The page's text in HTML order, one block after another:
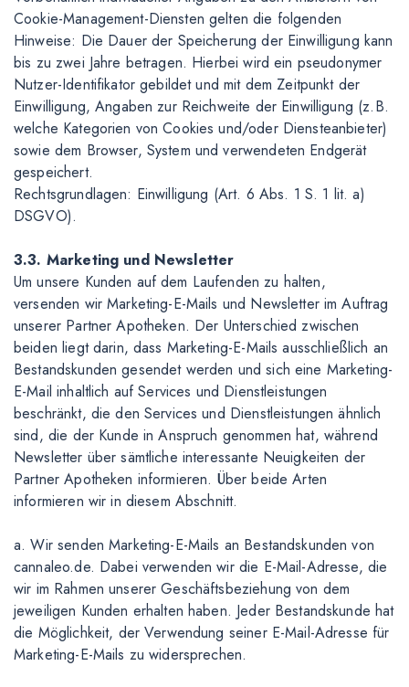
Cookie-Management-Diensten gelten die folgenden
Hinweise: Die Dauer der Speicherung der Einwilligung kann
bis zu zwei Jahre betragen. Hierbei wird ein pseudonymer
Nutzer-Identifikator gebildet und mit dem Zeitpunkt der
Einwilligung, Angaben zur Reichweite der Einwilligung (z.B.
welche Kategorien von Cookies und/oder Diensteanbieter)
sowie dem Browser, System und verwendeten Endgerät
gespeichert.
Rechtsgrundlagen: Einwilligung (Art. 6 Abs. 1 S. 1 lit. a)
DSGVO).
3.3. Marketing und Newsletter
Um unsere Kunden auf dem Laufenden zu halten,
versenden wir Marketing-E-Mails und Newsletter im Auftrag
unserer Partner Apotheken. Der Unterschied zwischen
beiden liegt darin, dass Marketing-E-Mails ausschließlich an
Bestandskunden gesendet werden und sich eine Marketing-
E-Mail inhaltlich auf Services und Dienstleistungen
beschränkt, die den Services und Dienstleistungen ähnlich
sind, die der Kunde in Anspruch genommen hat, während
Newsletter über sämtliche interessante Neuigkeiten der
Partner Apotheken informieren. Über beide Arten
informieren wir in diesem Abschnitt.
a. Wir senden Marketing-E-Mails an Bestandskunden von
cannaleo.de. Dabei verwenden wir die E-Mail-Adresse, die
wir im Rahmen unserer Geschäftsbeziehung von dem
jeweiligen Kunden erhalten haben. Jeder Bestandskunde hat
die Möglichkeit, der Verwendung seiner E-Mail-Adresse für
Marketing-E-Mails zu widersprechen.